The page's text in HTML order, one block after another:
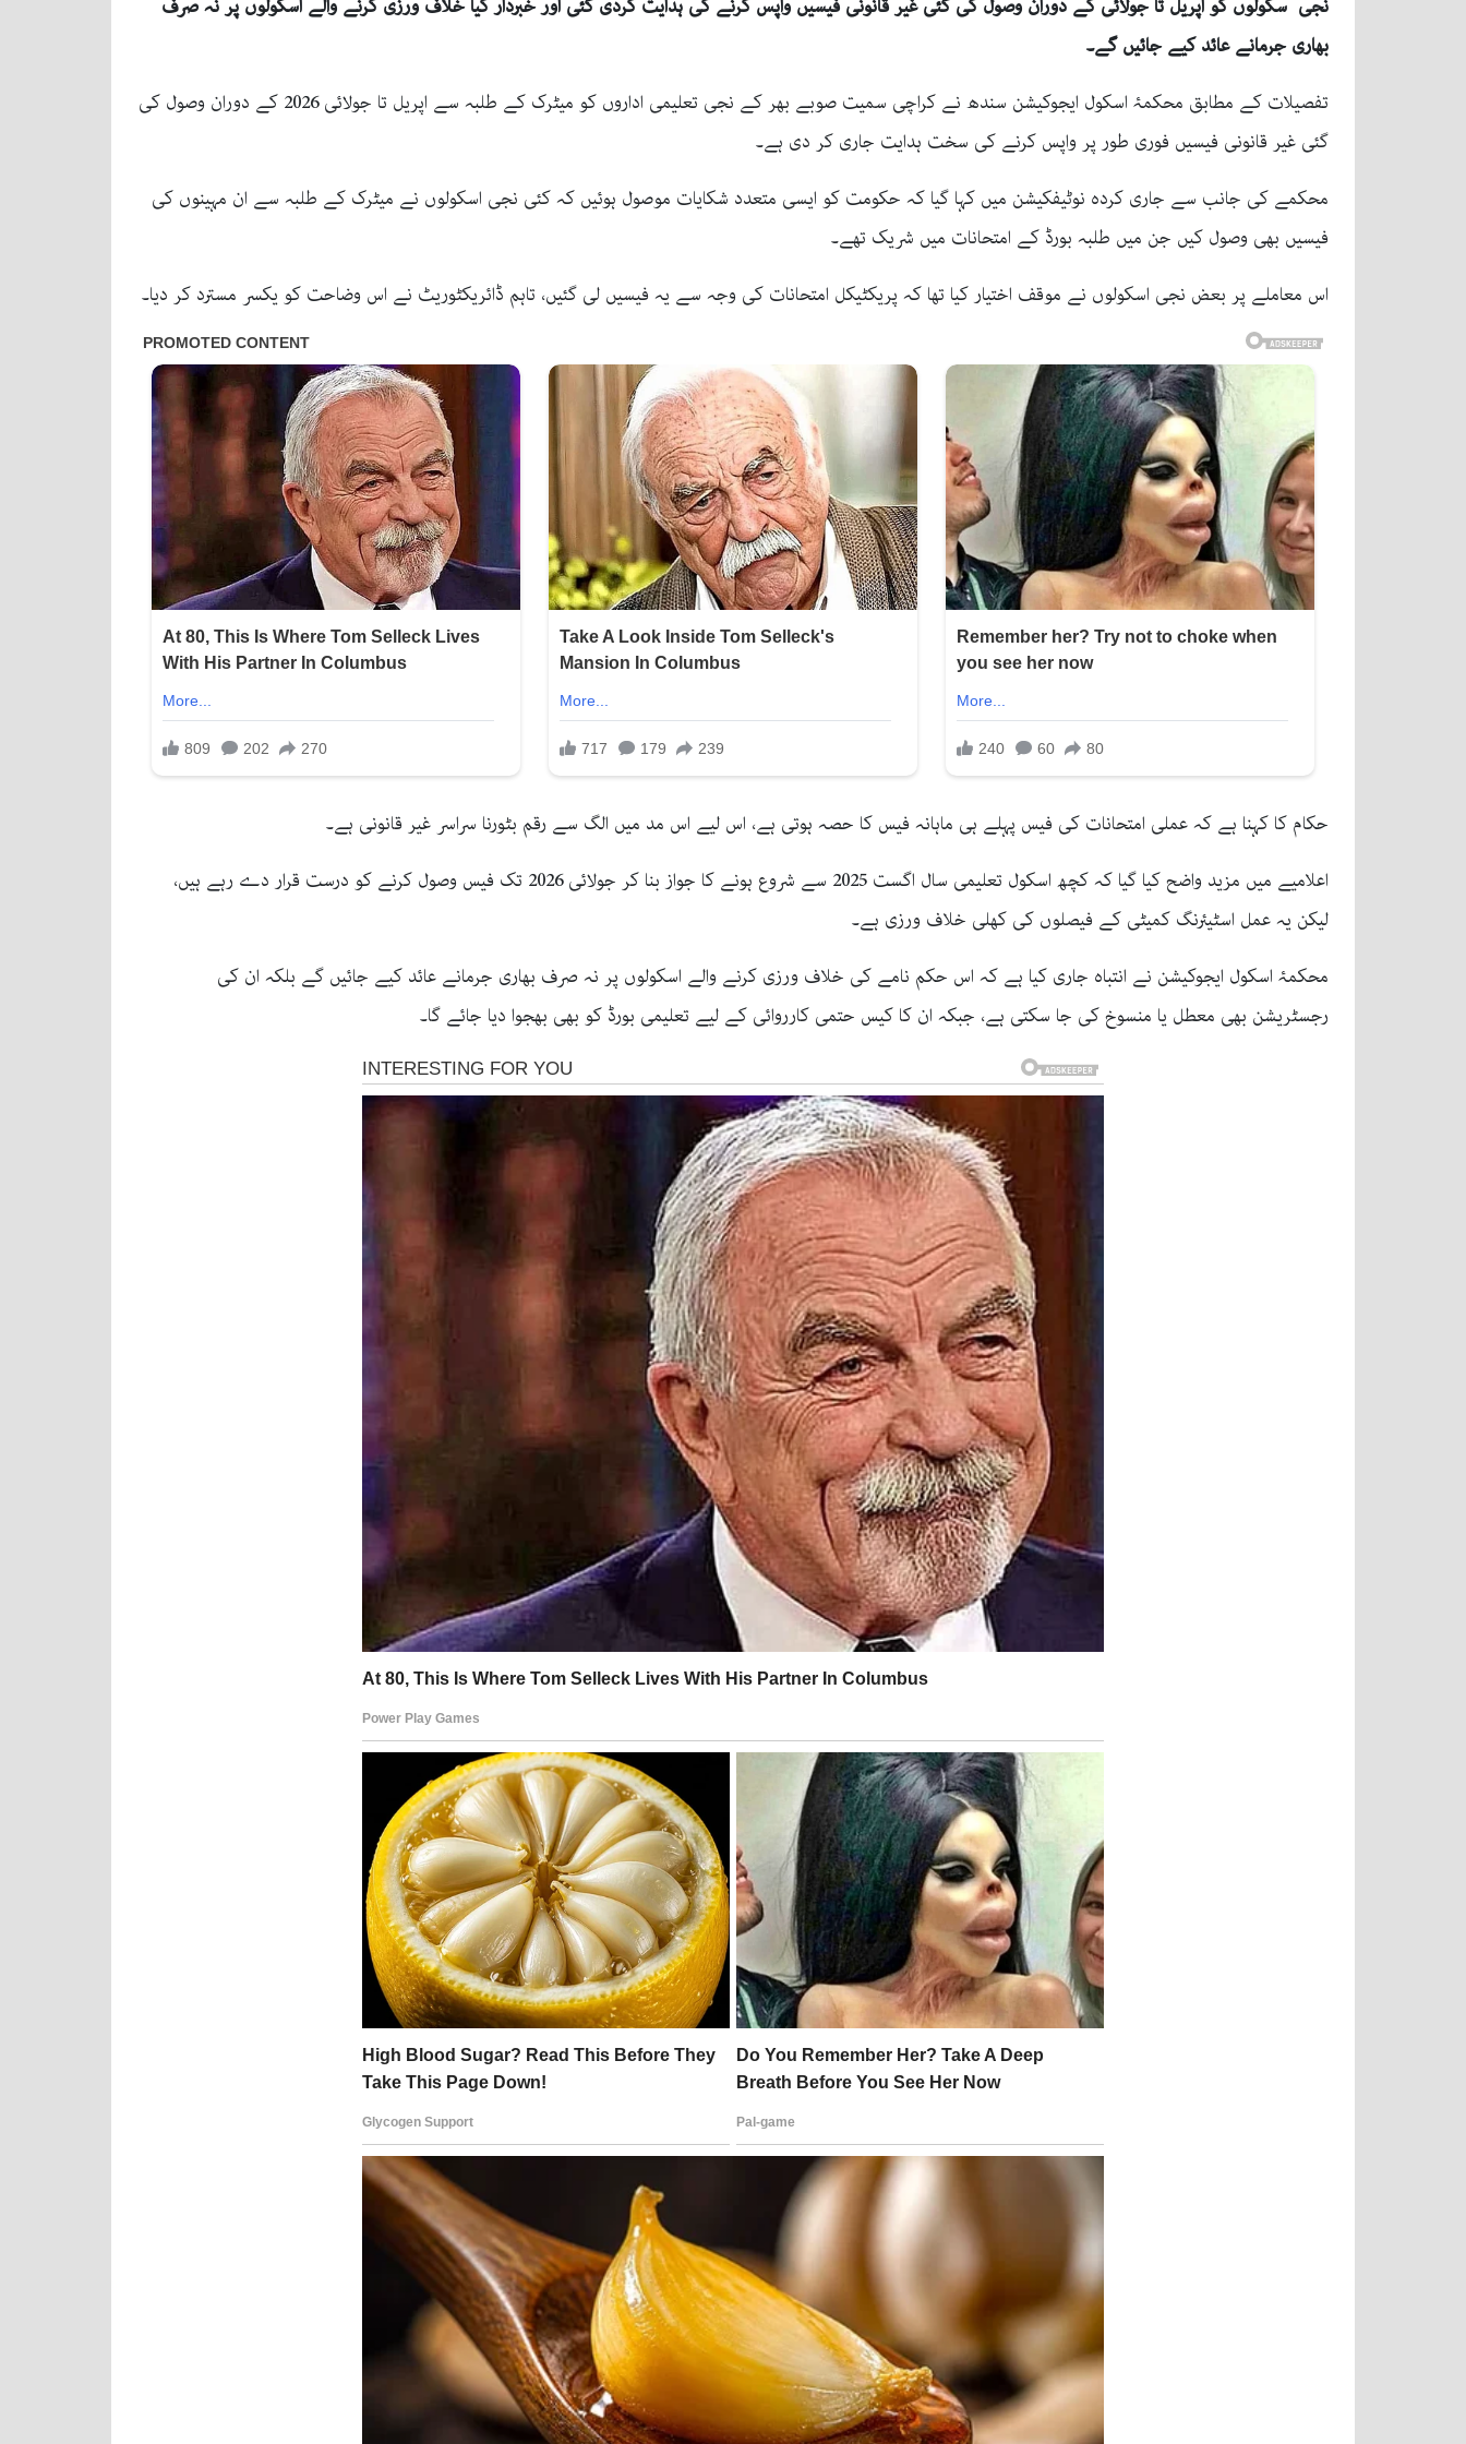
نجی سکولوں کو اپریل تا جولائی کے دوران وصول کی گئی غیر قانونی فیسیں واپس کرنے کی ہدایت کردی گئی اور خبردار کیا خلاف ورزی کرنے والے اسکولوں پر نہ صرف
بھاری جرمانے عائد کیے جائیں گے۔
تفصیلات کے مطابق محکمۂ اسکول ایجوکیشن سندھ نے کراچی سمیت صوبے بھر کے نجی تعلیمی اداروں کو میٹرک کے طلبہ سے اپریل تا جولائی 2026 کے دوران وصول کی
گئی غیر قانونی فیسیں فوری طور پر واپس کرنے کی سخت ہدایت جاری کر دی ہے۔
محکمے کی جانب سے جاری کردہ نوٹیفکیشن میں کہا گیا کہ حکومت کو ایسی متعدد شکایات موصول ہوئیں کہ کئی نجی اسکولوں نے میٹرک کے طلبہ سے ان مہینوں کی
فیسیں بھی وصول کیں جن میں طلبہ بورڈ کے امتحانات میں شریک تھے۔
اس معاملے پر بعض نجی اسکولوں نے موقف اختیار کیا تھا کہ پریکٹیکل امتحانات کی وجہ سے یہ فیسیں لی گئیں، تاہم ڈائریکٹوریٹ نے اس وضاحت کو یکسر مسترد کر دیا۔
حکام کا کہنا ہے کہ عملی امتحانات کی فیس پہلے ہی ماہانہ فیس کا حصہ ہوتی ہے، اس لیے اس مد میں الگ سے رقم بٹورنا سراسر غیر قانونی ہے۔
اعلامیے میں مزید واضح کیا گیا کہ کچھ اسکول تعلیمی سال اگست 2025 سے شروع ہونے کا جواز بنا کر جولائی 2026 تک فیس وصول کرنے کو درست قرار دے رہے ہیں،
لیکن یہ عمل اسٹیئرنگ کمیٹی کے فیصلوں کی کھلی خلاف ورزی ہے۔
محکمۂ اسکول ایجوکیشن نے انتباہ جاری کیا ہے کہ اس حکم نامے کی خلاف ورزی کرنے والے اسکولوں پر نہ صرف بھاری جرمانے عائد کیے جائیں گے بلکہ ان کی
رجسٹریشن بھی معطل یا منسوخ کی جا سکتی ہے، جبکہ ان کا کیس حتمی کارروائی کے لیے تعلیمی بورڈ کو بھی بھجوا دیا جائے گا۔